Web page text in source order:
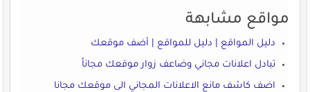
مواقع مشابهة
دليل المواقع | دليل للمواقع | أضف موقعك
تبادل اعلانات مجاني وضاعف زوار موقعك مجاناً
اضف كاشف مانع الاعلانات المجاني الى موقعك مجانا